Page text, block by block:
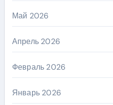
Май 2026
Апрель 2026
Февраль 2026
Январь 2026